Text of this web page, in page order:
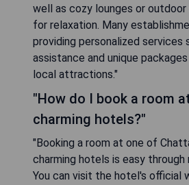
well as cozy lounges or
for relaxation. Many
providing personalized services
assistance and unique
local attractions."
"How do I book a room
charming hotels?"
"Booking a room at one of
charming hotels is easy through
You can visit the hotel's official